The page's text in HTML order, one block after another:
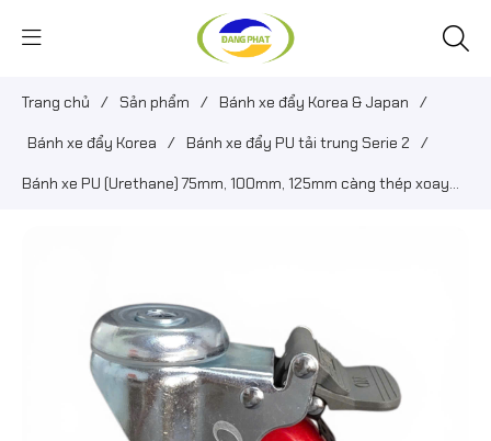
Trang chủ / Sản phẩm / Bánh xe đẩy Korea & Japan /
Bánh xe đẩy Korea / Bánh xe đẩy PU tải trung Serie 2 /
Bánh xe PU (Urethane) 75mm, 100mm, 125mm càng thép xoay